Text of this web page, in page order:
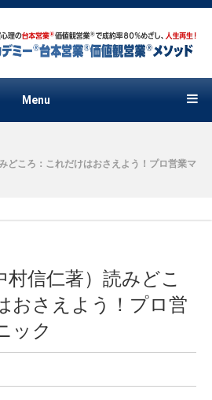
Menu
どころ：これだけはおさえよう！プロ営業マ
村信仁著）読みどこ
おさえよう！プロ営
ック